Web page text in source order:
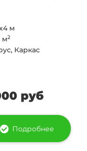
м
м2
Каркас
руб
Подробнее